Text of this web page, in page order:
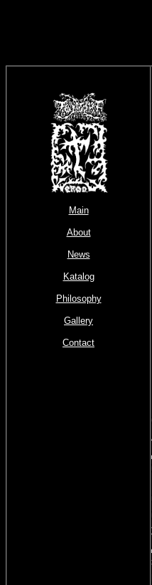
Main
About
News
Katalog
Philosophy
Gallery
Contact